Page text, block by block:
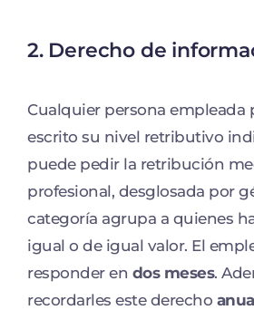
2. Derecho de
Cualquier persona empleada
escrito su nivel retributivo
puede pedir la retribución
profesional, desglosada por
categoría agrupa a quienes
igual o de igual valor. El
responder en dos meses.
recordarles este derecho